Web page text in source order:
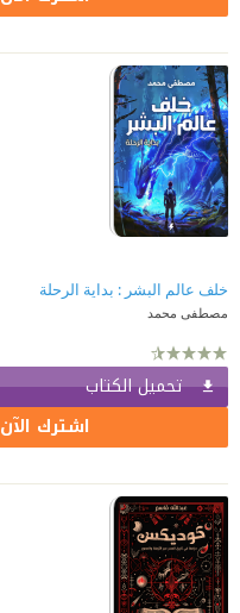
خلف عالم البشر : بداية الرحلة
مصطفى محمد
تحميل الكتاب
اشترك الآن